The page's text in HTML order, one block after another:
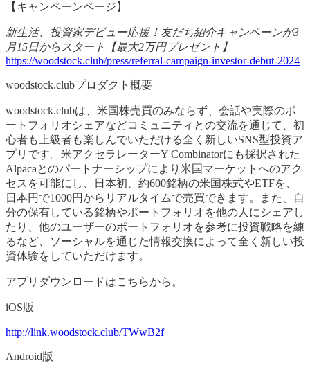
【キャンペーンページ】
新生活、投資家デビュー応援！友だち紹介キャンペーンが3
月15日からスタート【最大2万円プレゼント】
https://woodstock.club/press/referral-campaign-investor-debut-2024
woodstock.clubプロダクト概要
woodstock.clubは、米国株売買のみならず、会話や実際のポ
ートフォリオシェアなどコミュニティとの交流を通じて、初
心者も上級者も楽しんでいただける全く新しいSNS型投資ア
プリです。米アクセラレーターY Combinatorにも採択された
Alpacaとのパートナーシップにより米国マーケットへのアク
セスを可能にし、日本初、約600銘柄の米国株式やETFを、
日本円で1000円からリアルタイムで売買できます。また、自
分の保有している銘柄やポートフォリオを他の人にシェアし
たり、他のユーザーのポートフォリオを参考に投資戦略を練
るなど、ソーシャルを通じた情報交換によって全く新しい投
資体験をしていただけます。
アプリダウンロードはこちらから。
iOS版
http://link.woodstock.club/TWwB2f
Android版